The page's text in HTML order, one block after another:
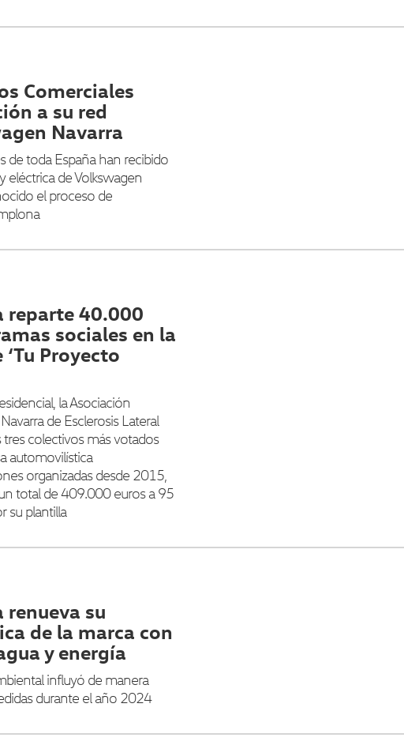
Comerciales
a su red
Navarra
de toda España han recibido
eléctrica de Volkswagen
el proceso de
reparte 40.000
sociales en la
Proyecto
la Asociación
de Esclerosis Lateral
colectivos más votados
automovilística
organizadas desde 2015,
total de 409.000 euros a 95
su plantilla
su
de la marca con
y energía
influyó de manera
durante el año 2024